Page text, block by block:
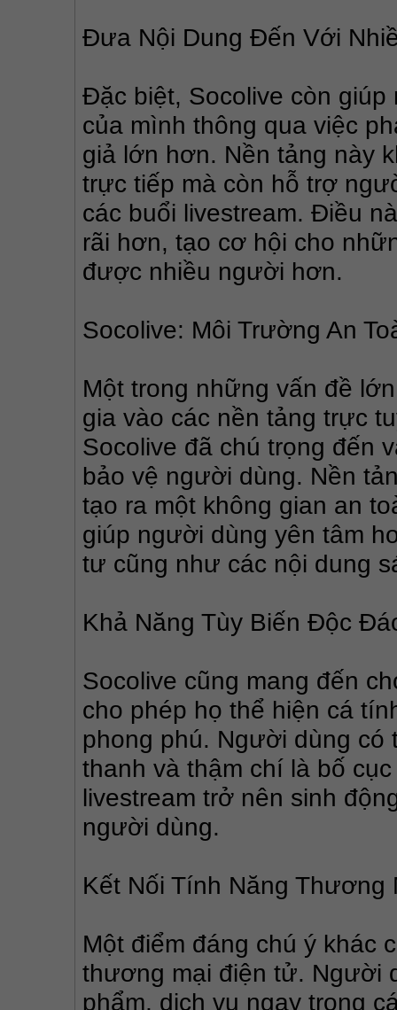
Đưa Nội Dung Đến Với
Đặc biệt, Socolive còn
của mình thông qua việc
giả lớn hơn. Nền tảng này
trực tiếp mà còn hỗ trợ
các buổi livestream. Điều
rãi hơn, tạo cơ hội cho
được nhiều người hơn.
Socolive: Môi Trường An
Một trong những vấn đề
gia vào các nền tảng trực
Socolive đã chú trọng đến
bảo vệ người dùng. Nền
tạo ra một không gian an
giúp người dùng yên tâm
tư cũng như các nội dung
Khả Năng Tùy Biến Độc
Socolive cũng mang đến
cho phép họ thể hiện cá
phong phú. Người dùng có
thanh và thậm chí là bố
livestream trở nên sinh
người dùng.
Kết Nối Tính Năng Thương
Một điểm đáng chú ý khác
thương mại điện tử. Người
phẩm, dịch vụ ngay trong